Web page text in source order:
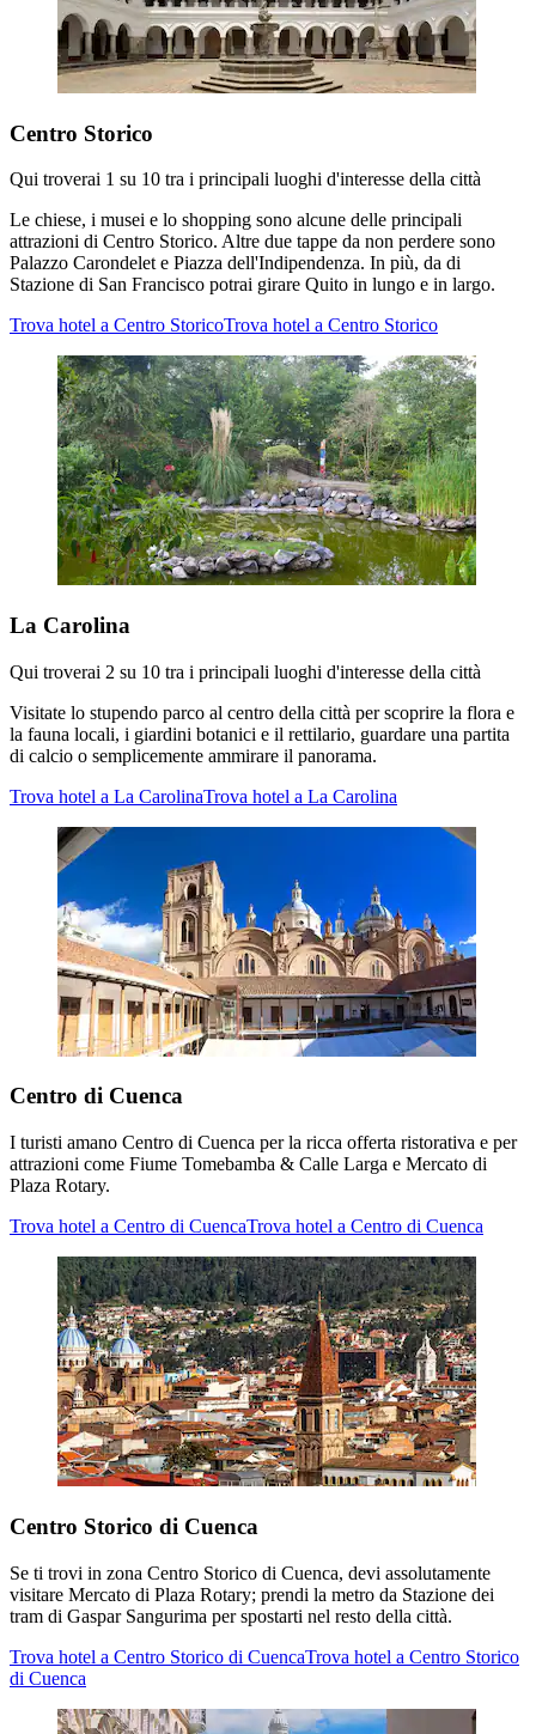
Centro Storico
Qui troverai 1 su 10 tra i principali luoghi d'interesse della città
Le chiese, i musei e lo shopping sono alcune delle principali
attrazioni di Centro Storico. Altre due tappe da non perdere sono
Palazzo Carondelet e Piazza dell'Indipendenza. In più, da di
Stazione di San Francisco potrai girare Quito in lungo e in largo.
Trova hotel a Centro StoricoTrova hotel a Centro Storico
La Carolina
Qui troverai 2 su 10 tra i principali luoghi d'interesse della città
Visitate lo stupendo parco al centro della città per scoprire la flora e
la fauna locali, i giardini botanici e il rettilario, guardare una partita
di calcio o semplicemente ammirare il panorama.
Trova hotel a La CarolinaTrova hotel a La Carolina
Centro di Cuenca
I turisti amano Centro di Cuenca per la ricca offerta ristorativa e per
attrazioni come Fiume Tomebamba & Calle Larga e Mercato di
Plaza Rotary.
Trova hotel a Centro di CuencaTrova hotel a Centro di Cuenca
Centro Storico di Cuenca
Se ti trovi in zona Centro Storico di Cuenca, devi assolutamente
visitare Mercato di Plaza Rotary; prendi la metro da Stazione dei
tram di Gaspar Sangurima per spostarti nel resto della città.
Trova hotel a Centro Storico di CuencaTrova hotel a Centro Storico
di Cuenca